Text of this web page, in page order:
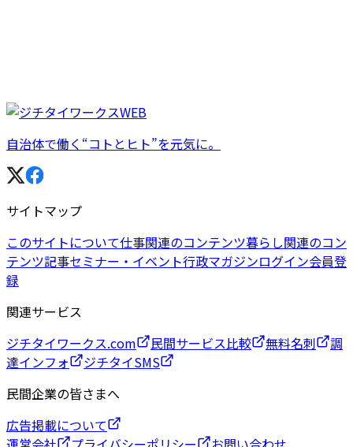
自治体で働く“コトとヒト”を元気に。
サイトマップ
このサイトについて仕事関連のコンテンツ暮らし関連のコン
テンツ記事セミナー・イベント行政マガジンログイン会員登
録
関連サービス
ジチタイワークス.com
民間サービス比較 無料名刺
調
達インフォ
ジチタイSMS
民間企業の皆さまへ
広告掲載について